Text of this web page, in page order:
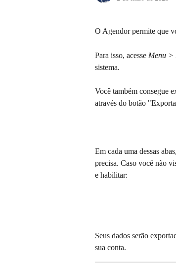
O Agendor permite que
Para isso, acesse Menu >
sistema.
Você também consegue
através do botão
Em cada uma dessas
precisa. Caso você não
e habilitar:
Seus dados serão
sua conta.